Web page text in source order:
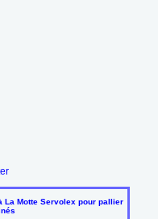
Motte Servolex pour pallier